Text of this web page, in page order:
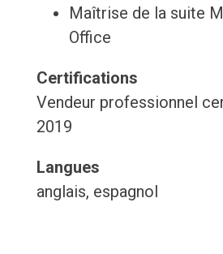
Maîtrise de la suite
Office
Certifications
Vendeur professionnel
2019
Langues
anglais, espagnol